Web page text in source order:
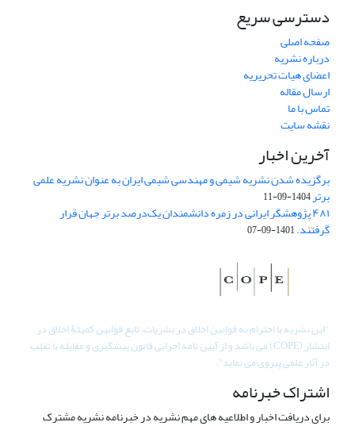
دسترسی سریع
صفحه اصلی
درباره نشریه
اعضای هیات تحریریه
ارسال مقاله
تماس با ما
نقشه سایت
آخرین اخبار
برگزیده شدن نشریه شیمی و مهندسی شیمی ایران به عنوان نشریه علمی
برتر1404-09-11
۴۸۱ پژوهشگر ایرانی در زمره دانشمندان یک‌درصد برتر جهان قرار
گرفتند.1401-09-07
"این نشریه با احترام به قوانین اخلاق در نشریات، تابع قوانین کمیتۀ اخلاق در
انتشار (COPE) می باشد و از آیین نامه اجرایی قانون پیشگیری و مقابله با تقلب
در آثار علمی پیروی می نماید".
اشتراک خبرنامه
برای دریافت اخبار و اطلاعیه های مهم نشریه در خبرنامه نشریه مشترک